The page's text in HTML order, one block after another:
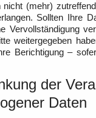
nicht (mehr)
Sollten Ihre
Vervollständigung
weitergegeben
Berichtigung –
der
Daten